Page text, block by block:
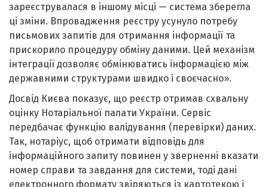
зареєструвалася в іншому місці — система зберегла
ці зміни. Впровадження реєстру усунуло потребу
письмових запитів для отримання інформації та
прискорило процедуру обміну даними. Цей механізм
інтеграції дозволяє обмінюватись інформацією між
державними структурами швидко і своєчасно».
Досвід Києва показує, що реєстр отримав схвальну
оцінку Нотаріальної палати України. Сервіс
передбачає функцію валідування (перевірки) даних.
Так, нотаріус, щоб отримати відповідь для
інформаційного запиту повинен у зверненні вказати
номер справи та завдання для системи, тоді дані
електронного формату звіряються із картотекою і